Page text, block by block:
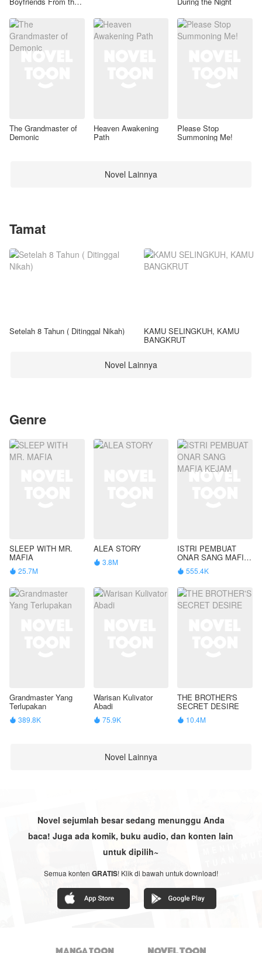
The Grandmaster of
Demonic
Heaven Awakening
Path
Please Stop
Summoning Me!
Novel Lainnya
Tamat
Setelah 8 Tahun ( Ditinggal Nikah) KAMU SELINGKUH, KAMU
BANGKRUT
Novel Lainnya
Genre
SLEEP WITH MR.
MAFIA
 25.7M
ALEA STORY
 3.8M
ISTRI PEMBUAT
ONAR SANG MAFIA
KEJAM
 555.4K
Grandmaster Yang
Terlupakan
 389.8K
Warisan Kulivator
Abadi
 75.9K
THE BROTHER'S
SECRET DESIRE
 10.4M
Novel Lainnya
Novel sejumlah besar sedang menunggu Anda
baca! Juga ada komik, buku audio, dan konten lain
untuk dipilih~
Semua konten GRATIS! Klik di bawah untuk download!